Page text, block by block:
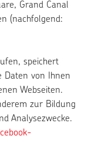
Grand Canal
(nachfolgend:
speichert
Daten von Ihnen
Webseiten.
zur Bildung
Analysezwecke.